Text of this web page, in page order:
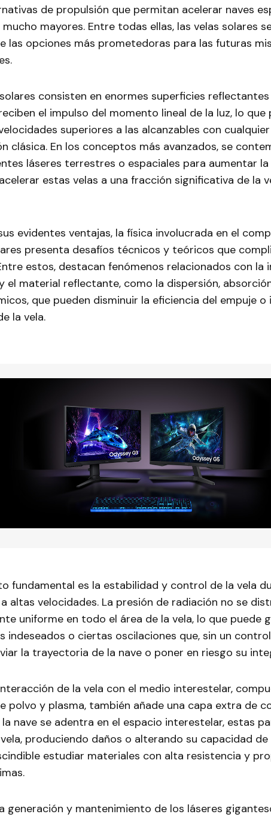
de propulsión que permitan acelerar naves
mayores. Entre todas ellas, las velas solares
las opciones más prometedoras para las futuras
consisten en enormes superficies reflectantes
el impulso del momento lineal de la luz, lo que
superiores a las alcanzables con
clásica. En los conceptos más avanzados, se
láseres terrestres o espaciales para aumentar
estas velas a una fracción significativa de la
evidentes ventajas, la física involucrada en el
presenta desafíos técnicos y teóricos que
estos, destacan fenómenos relacionados con la
el material reflectante, como la dispersión,
que pueden disminuir la eficiencia del empuje o
la vela.
fundamental es la estabilidad y control de la vela
altas velocidades. La presión de radiación no se
uniforme en todo el área de la vela, lo que puede
indeseados o ciertas oscilaciones que, sin un
la trayectoria de la nave o poner en riesgo su
de la vela con el medio interestelar,
polvo y plasma, también añade una capa extra de
nave se adentra en el espacio interestelar, estas
produciendo daños o alterando su capacidad de
estudiar materiales con alta resistencia y
generación y mantenimiento de los láseres